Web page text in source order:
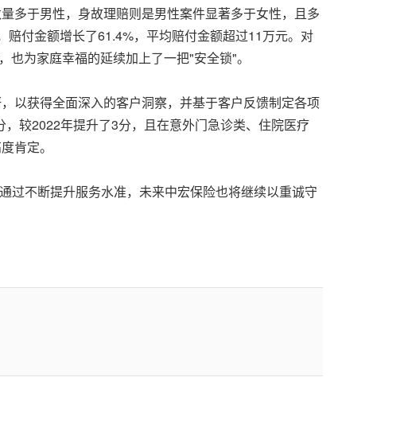
多于男性，身故理赔则是男性案件显著多于女性，且多
付金额增长了61.4%，平均赔付金额超过11万元。对
为家庭幸福的延续加上了一把"安全锁"。
以获得全面深入的客户洞察，并基于客户反馈制定各项
较2022年提升了3分，且在意外门急诊类、住院医疗
肯定。
过不断提升服务水准，未来中宏保险也将继续以重诚守